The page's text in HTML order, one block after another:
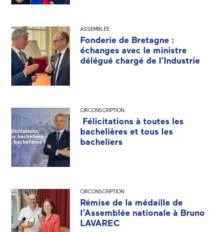
ASSEMBLÉE
Fonderie de Bretagne :
échanges avec le ministre
délégué chargé de l’Industrie
CIRCONSCRIPTION
Félicitations à toutes les
bachelières et tous les
bacheliers
CIRCONSCRIPTION
Rémise de la médaille de
l’Assemblée nationale à Bruno
LAVAREC